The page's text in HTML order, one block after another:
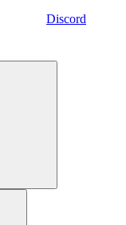
Discord